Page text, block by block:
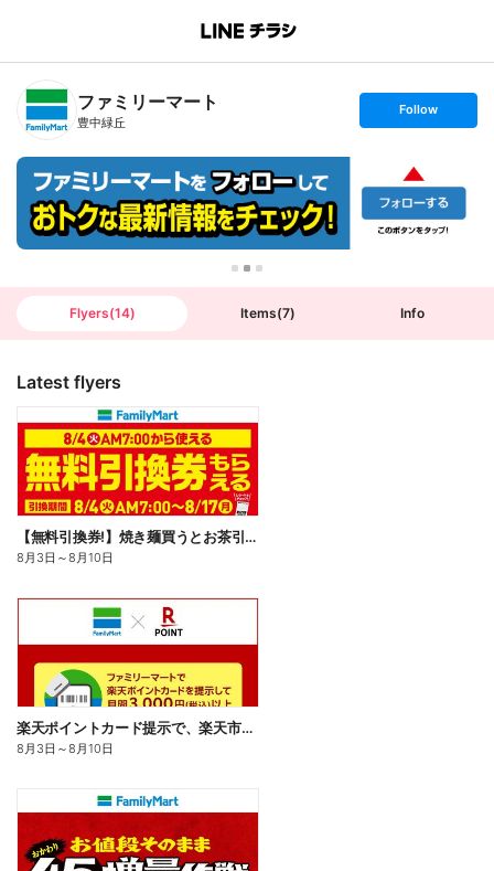
B
n
T
ファミリーマート
豊中緑丘
s
t
w
Follow
Flyers(14) Items(7) Info
Latest flyers
【無料引換券!】焼き麺買うとお茶引換券貰える!
8月3日 ～8月10日
楽天ポイントカード提示で、楽天市場でのお買い物がおトクに!
8月3日 ～8月10日